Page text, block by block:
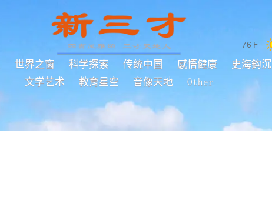
76 F
世界之窗 科学探索 传统中国 感悟健康
史海鈎沉
文学艺术
教育星空 音像天地 Other